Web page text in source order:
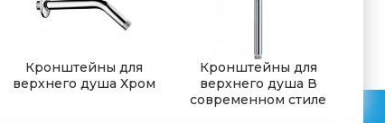
Кронштейны для
верхнего душа Хром
Кронштейны для
верхнего душа В
современном стиле